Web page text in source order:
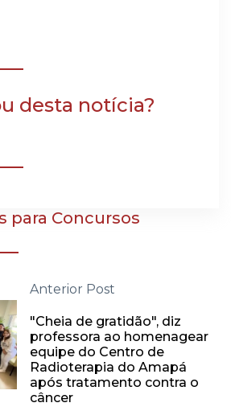
desta notícia?
para Concursos
Anterior Post
"Cheia de gratidão", diz
professora ao homenagear
equipe do Centro de
Radioterapia do Amapá
após tratamento contra o
câncer